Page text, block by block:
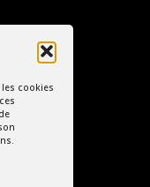
cookies